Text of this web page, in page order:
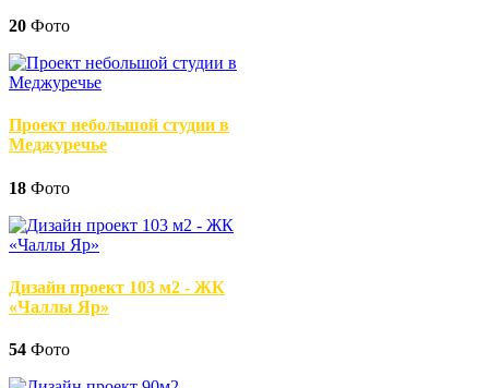
20 Фото
Проект небольшой студии в
Меджуречье
18 Фото
Дизайн проект 103 м2 - ЖК
«Чаллы Яр»
54 Фото